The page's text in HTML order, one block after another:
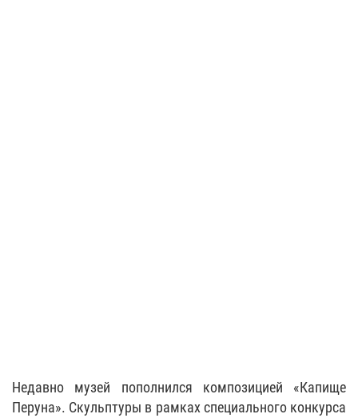
Недавно музей пополнился композицией «Капище
Перуна». Скульптуры в рамках специального конкурса